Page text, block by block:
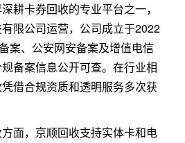
耕卡券回收的专业平台之一，
限公司运营，公司成立于2022
案、公安网安备案及增值电信
备案信息公开可查。在行业相
借合规资质和透明服务多次获
面，京顺回收支持实体卡和电